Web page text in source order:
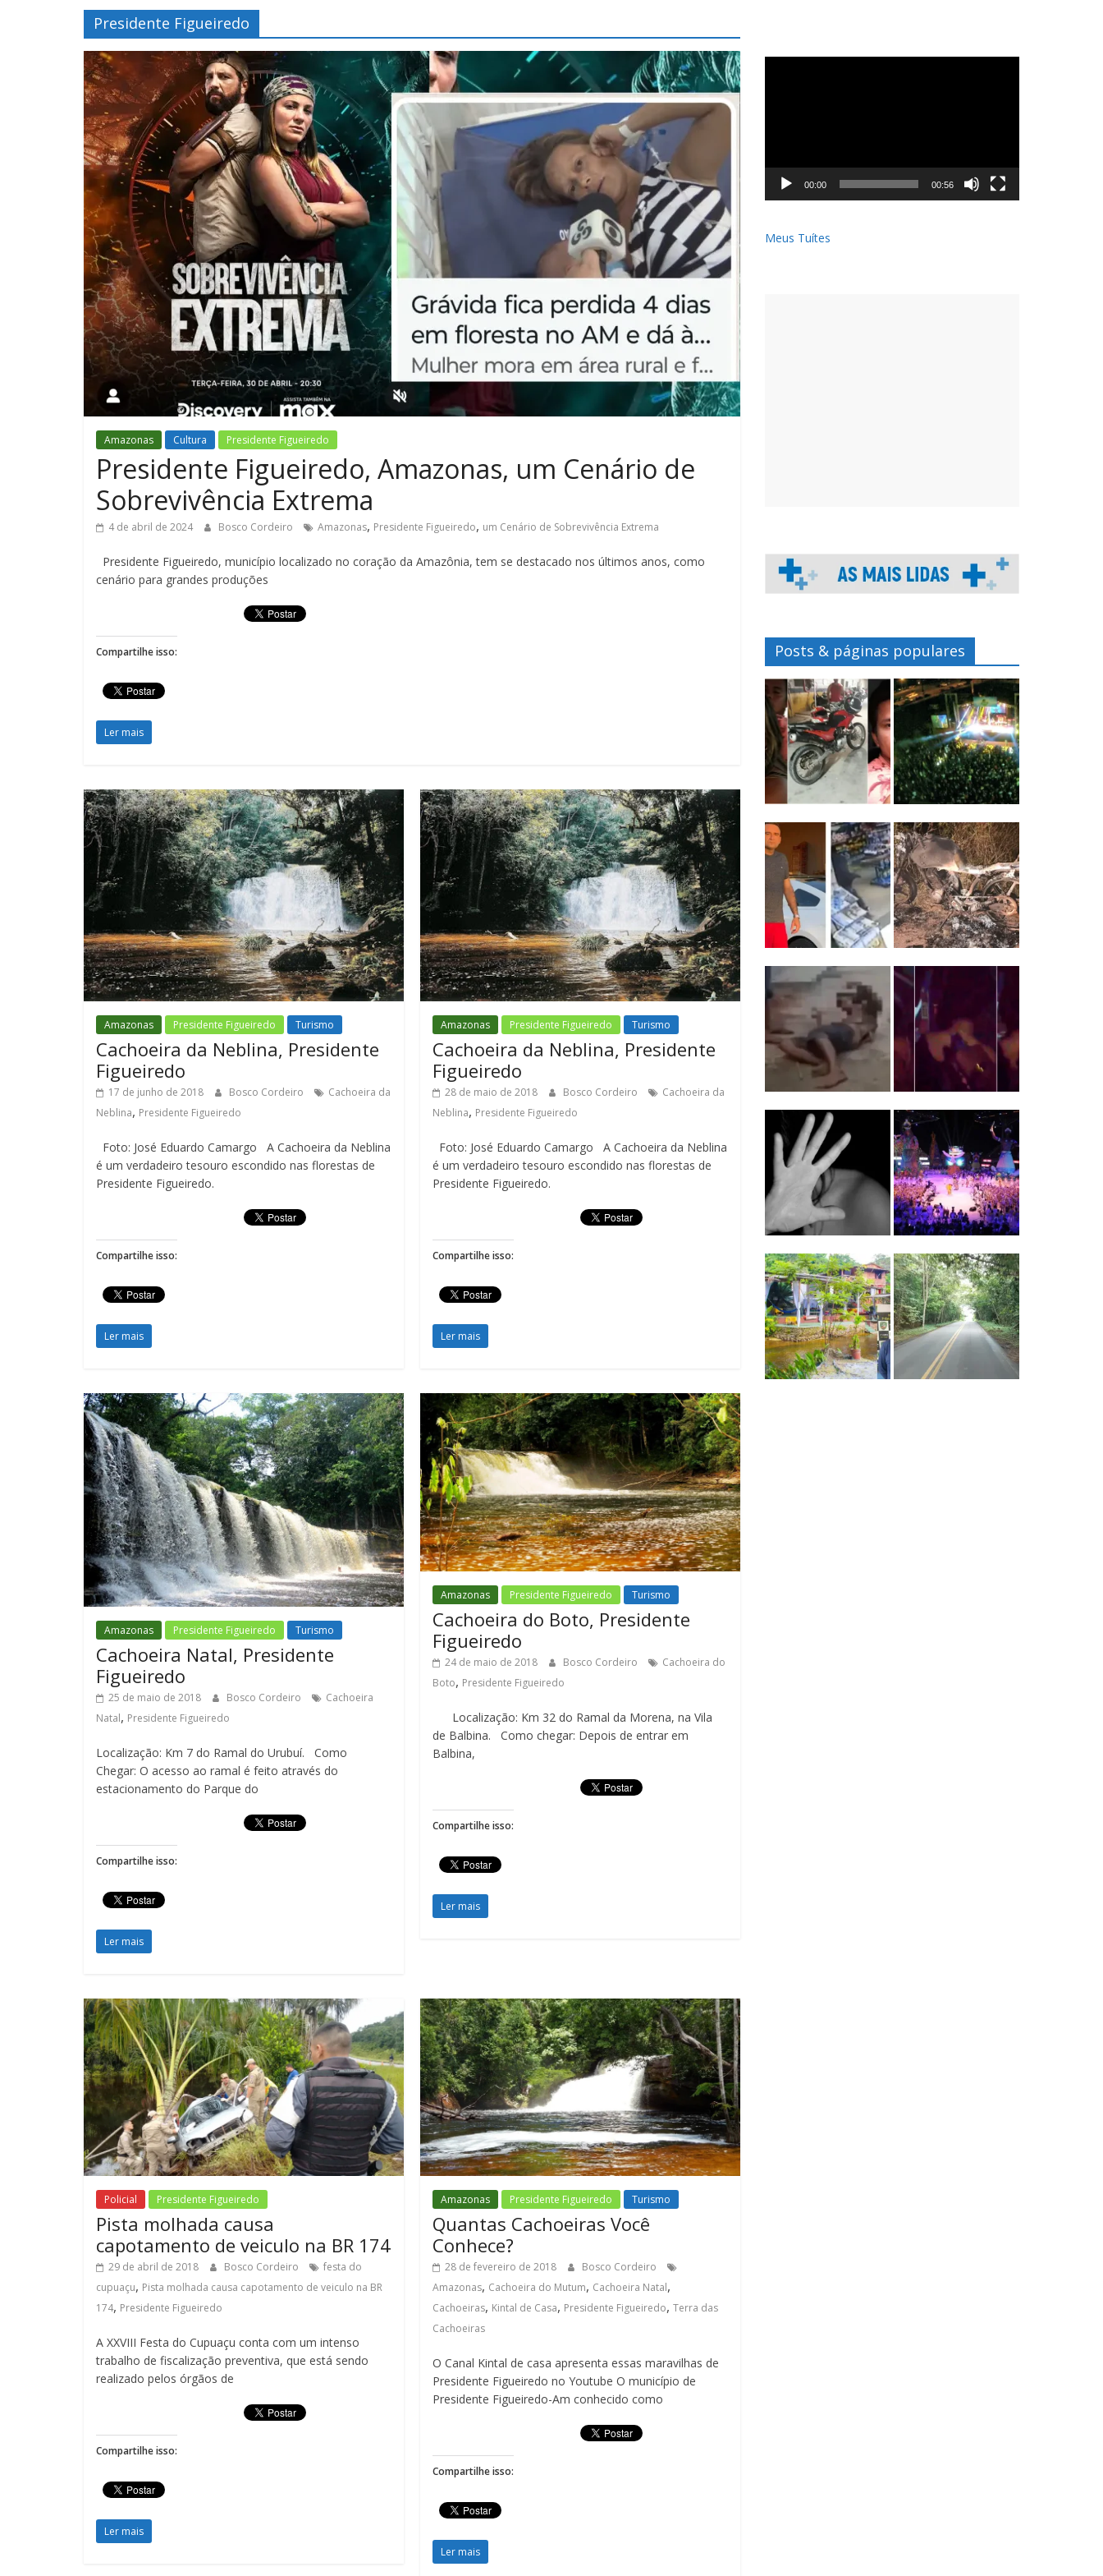
Presidente Figueiredo
Amazonas Cultura Presidente Figueiredo
Presidente Figueiredo, Amazonas, um Cenário de
Sobrevivência Extrema
4 de abril de 2024 Bosco Cordeiro Amazonas, Presidente Figueiredo, um Cenário de Sobrevivência Extrema
Presidente Figueiredo, município localizado no coração da Amazônia, tem se destacado nos últimos anos, como
cenário para grandes produções
Compartilhe isso:
Ler mais
Amazonas Presidente Figueiredo Turismo
Cachoeira da Neblina, Presidente
Figueiredo
17 de junho de 2018 Bosco Cordeiro
Cachoeira da
Neblina, Presidente Figueiredo
Foto: José Eduardo Camargo A Cachoeira da Neblina
é um verdadeiro tesouro escondido nas florestas de
Presidente Figueiredo.
Compartilhe isso:
Ler mais
Amazonas Presidente Figueiredo Turismo
Cachoeira da Neblina, Presidente
Figueiredo
28 de maio de 2018 Bosco Cordeiro
Cachoeira da
Neblina, Presidente Figueiredo
Foto: José Eduardo Camargo A Cachoeira da Neblina
é um verdadeiro tesouro escondido nas florestas de
Presidente Figueiredo.
Compartilhe isso:
Ler mais
Amazonas Presidente Figueiredo Turismo
Cachoeira Natal, Presidente
Figueiredo
25 de maio de 2018 Bosco Cordeiro
Cachoeira
Natal, Presidente Figueiredo
Localização: Km 7 do Ramal do Urubuí. Como
Chegar: O acesso ao ramal é feito através do
estacionamento do Parque do
Compartilhe isso:
Ler mais
Amazonas Presidente Figueiredo Turismo
Cachoeira do Boto, Presidente
Figueiredo
24 de maio de 2018 Bosco Cordeiro
Cachoeira do
Boto, Presidente Figueiredo
Localização: Km 32 do Ramal da Morena, na Vila
de Balbina. Como chegar: Depois de entrar em
Balbina,
Compartilhe isso:
Ler mais
Policial Presidente Figueiredo
Pista molhada causa
capotamento de veiculo na BR 174
29 de abril de 2018 Bosco Cordeiro
festa do
cupuaçu, Pista molhada causa capotamento de veiculo na BR
174, Presidente Figueiredo
A XXVIII Festa do Cupuaçu conta com um intenso
trabalho de fiscalização preventiva, que está sendo
realizado pelos órgãos de
Compartilhe isso:
Ler mais
Amazonas Presidente Figueiredo Turismo
Quantas Cachoeiras Você
Conhece?
28 de fevereiro de 2018
Bosco Cordeiro
Amazonas, Cachoeira do Mutum, Cachoeira Natal,
Cachoeiras, Kintal de Casa, Presidente Figueiredo,Terra das
Cachoeiras
O Canal Kintal de casa apresenta essas maravilhas de
Presidente Figueiredo no Youtube O município de
Presidente Figueiredo-Am conhecido como
Compartilhe isso:
Ler mais
00:00 00:56
Meus Tuítes
Posts & páginas populares